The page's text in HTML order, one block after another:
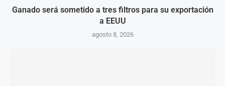
Ganado será sometido a tres filtros para su exportación
a EEUU
agosto 8, 2026